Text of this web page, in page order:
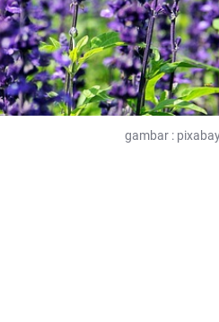
gambar :